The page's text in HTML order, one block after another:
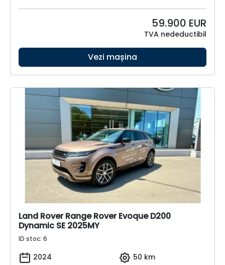
59.900 EUR
TVA nedeductibil
Vezi mașina
Land Rover Range Rover Evoque D200
Dynamic SE 2025MY
ID stoc: 6
2024 50 km